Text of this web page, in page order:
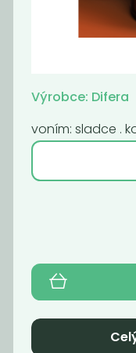
Deodorant bez
Deodorant bez
Výrobce: Difera
voním: sladce .